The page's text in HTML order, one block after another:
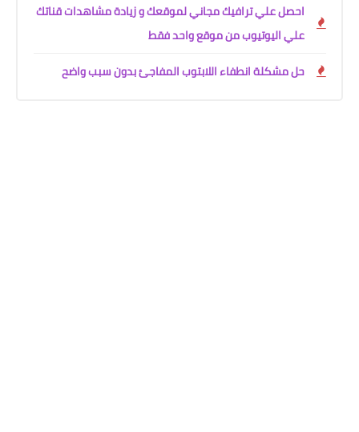
احصل علي ترافيك مجاني لموقعك و زيادة مشاهدات قناتك
علي اليوتيوب من موقع واحد فقط
حل مشكلة انطفاء اللابتوب المفاجئ بدون سبب واضح